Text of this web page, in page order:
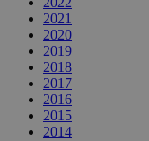
2021
2020
2019
2018
2017
2016
2015
2014